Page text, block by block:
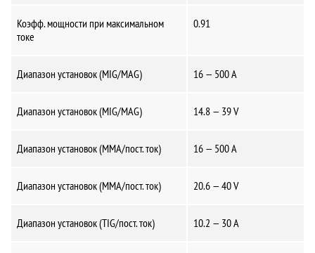
Коэфф. мощности при максимальном
токе
0.91
Диапазон установок (MIG/MAG) 16 — 500 A
Диапазон установок (MIG/MAG) 14.8 — 39 V
Диапазон установок (MMA/пост. ток) 16 — 500 A
Диапазон установок (MMA/пост. ток) 20.6 — 40 V
Диапазон установок (TIG/пост. ток) 10.2 — 30 A